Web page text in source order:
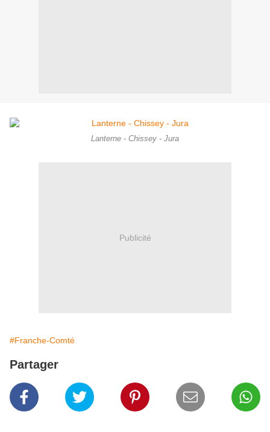
Lanterne - Chissey - Jura
Publicité
#Franche-Comté
Partager